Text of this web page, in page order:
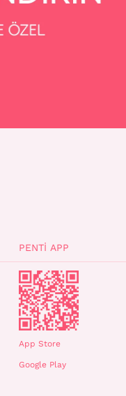
PENTI APP
App Store
Google Play